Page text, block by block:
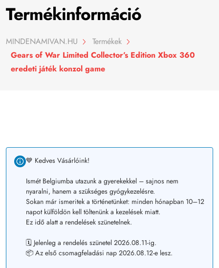
Termékinformáció
MINDENAMIVAN.HU
Termékek
Gears of War Limited Collector’s Edition Xbox 360
eredeti játék konzol game
💙 Kedves Vásárlóink!
Ismét Belgiumba utazunk a gyerekekkel – sajnos nem
nyaralni, hanem a szükséges gyógykezelésre.
Sokan már ismeritek a történetünket: minden hónapban 10–12
napot külföldön kell töltenünk a kezelések miatt.
Ez idő alatt a rendelések szünetelnek.
🗓️ Jelenleg a rendelés szünetel 2026.08.11-ig.
📦 Az első csomagfeladási nap 2026.08.12-e lesz.